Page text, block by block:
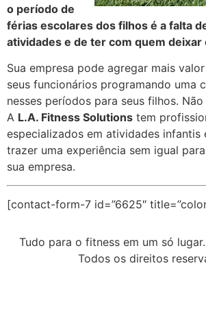
o período de
férias escolares dos filhos é a falta
atividades e de ter com quem deixar
Sua empresa pode agregar mais
seus funcionários programando uma
nesses períodos para seus filhos.
A L.A. Fitness Solutions tem
especializados em atividades infantis
trazer uma experiência sem igual
sua empresa.
[contact-form-7 id=”6625″
Tudo para o fitness em um só
Todos os direitos